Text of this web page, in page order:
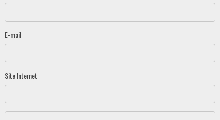
E-mail
Site Internet